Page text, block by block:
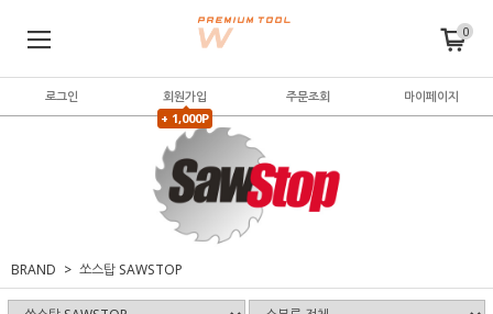
0
로그인
회원가입
+ 1,000P
주문조회 마이페이지
BRAND 쏘스탑 SAWSTOP